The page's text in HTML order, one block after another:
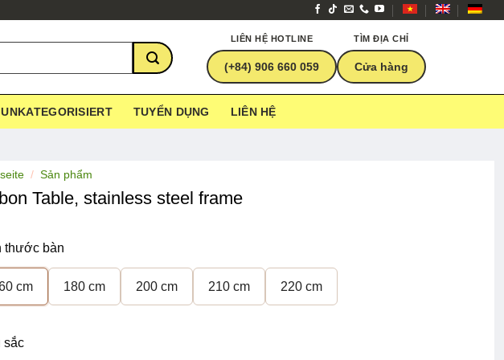
LIÊN HỆ HOTLINE
(+84) 906 660 059
TÌM ĐỊA CHỈ
Cửa hàng
UNKATEGORISIERT TUYỂN DỤNG LIÊN HỆ
/ Sản phẩm
Table, stainless steel frame
thước bàn
cm 180 cm 200 cm 210 cm 220 cm
sắc